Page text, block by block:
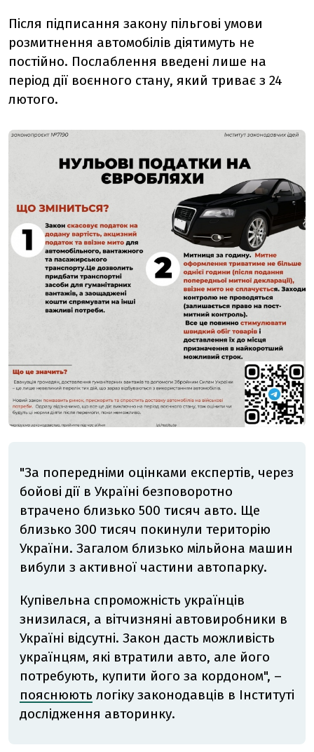
Після підписання закону пільгові умови
розмитнення автомобілів діятимуть не
постійно. Послаблення введені лише на
період дії воєнного стану, який триває з 24
лютого.
"За попередніми оцінками експертів, через
бойові дії в Україні безповоротно
втрачено близько 500 тисяч авто. Ще
близько 300 тисяч покинули територію
України. Загалом близько мільйона машин
вибули з активної частини автопарку.
Купівельна спроможність українців
знизилася, а вітчизняні автовиробники в
Україні відсутні. Закон дасть можливість
українцям, які втратили авто, але його
потребують, купити його за кордоном", –
пояснюють логіку законодавців в Інституті
дослідження авторинку.